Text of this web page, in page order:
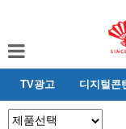
TV광고 디지털콘